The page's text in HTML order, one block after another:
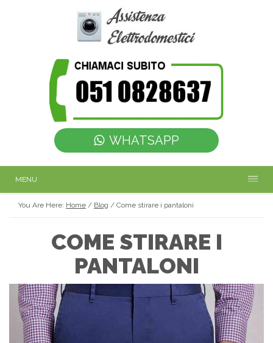
WHATSAPP
MENU
You Are Here: Home / Blog / Come stirare i pantaloni
COME STIRARE I
PANTALONI